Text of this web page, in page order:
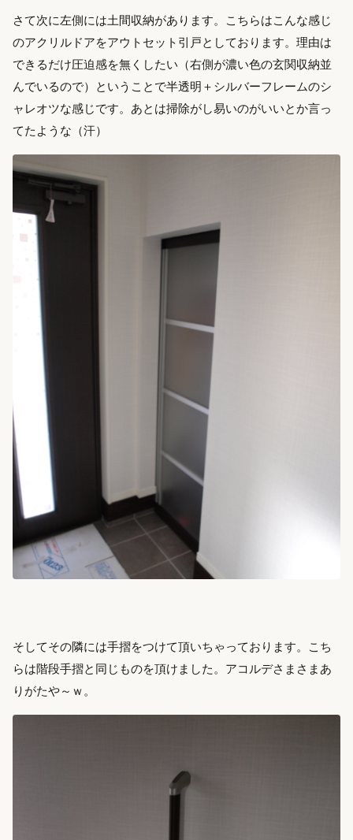
さて次に左側には土間収納があります。こちらはこんな感じ
のアクリルドアをアウトセット引戸としております。理由は
できるだけ圧迫感を無くしたい（右側が濃い色の玄関収納並
んでいるので）ということで半透明＋シルバーフレームのシ
ャレオツな感じです。あとは掃除がし易いのがいいとか言っ
てたような（汗）
そしてその隣には手摺をつけて頂いちゃっております。こち
らは階段手摺と同じものを頂けました。アコルデさまさまあ
りがたや～ｗ。